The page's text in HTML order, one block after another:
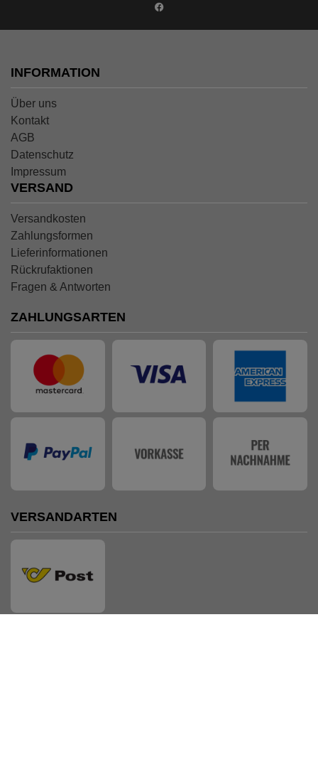
INFORMATION
Über uns
Kontakt
AGB
Datenschutz
Impressum
VERSAND
Versandkosten
Zahlungsformen
Lieferinformationen
Rückrufaktionen
Fragen & Antworten
ZAHLUNGSARTEN
VERSANDARTEN